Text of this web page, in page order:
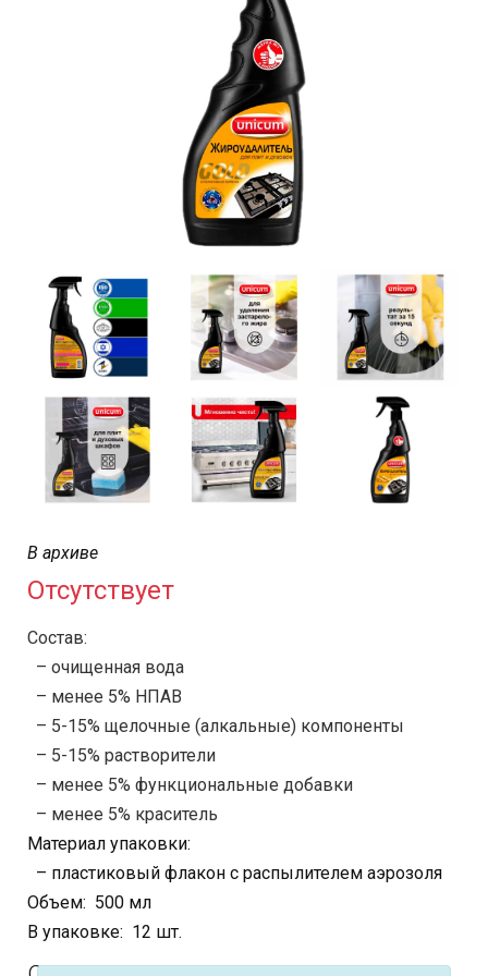
В архиве
Отсутствует
Состав:
– очищенная вода
– менее 5% НПАВ
– 5-15% щелочные (алкальные) компоненты
– 5-15% растворители
– менее 5% функциональные добавки
– менее 5% краситель
Материал упаковки:
– пластиковый флакон с распылителем аэрозоля
Объем: 500 мл
В упаковке: 12 шт.